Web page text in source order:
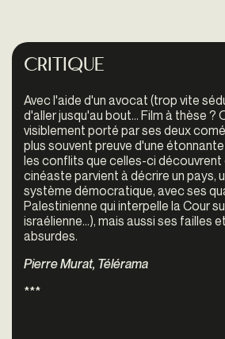
Critique
Avec l'aide d'un avocat (trop vite
d'aller jusqu'au bout... Film à thèse ?
visiblement porté par ses deux
plus souvent preuve d'une
les conflits que celles-ci découvrent
cinéaste parvient à décrire un pays,
système démocratique, avec ses
Palestinienne qui interpelle la Cour
israélienne...), mais aussi ses failles
absurdes.
Pierre Murat, Télérama
***